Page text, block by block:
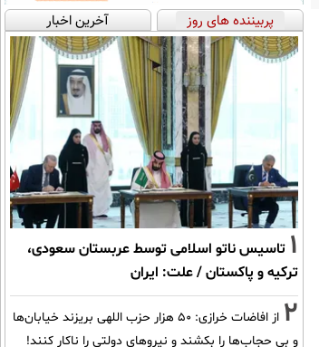
پربیننده های روز آخرین اخبار
1 تاسیس ناتو اسلامی توسط عربستان سعودی،
ترکیه و پاکستان / علت: ایران
2
از افاضات خرازی: ۵۰ هزار حزب اللهی بریزند خیابان‌ها
و بی حجاب‌ها را بکشند و نیرو‌های دولتی را ناکار کنند!